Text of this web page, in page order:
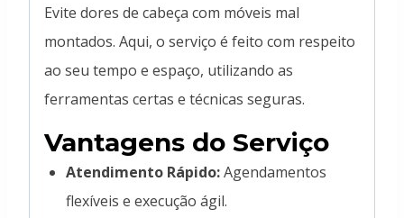
Evite dores de cabeça com móveis mal
montados. Aqui, o serviço é feito com respeito
ao seu tempo e espaço, utilizando as
ferramentas certas e técnicas seguras.
Vantagens do Serviço
Atendimento Rápido:Agendamentos
flexíveis e execução ágil.